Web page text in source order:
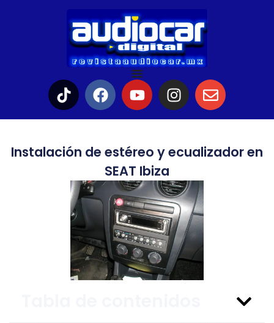
Instalación de estéreo y ecualizador en
SEAT Ibiza